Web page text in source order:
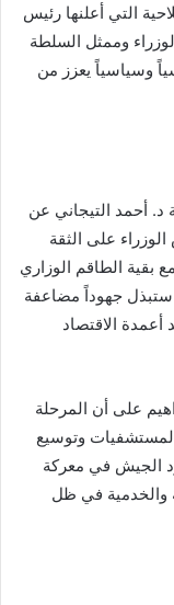
التي أعلنها رئيس
وممثل السلطة
وسياسياً يعزز من
د. أحمد التيجاني عن
على الثقة
بقية الطاقم الوزاري
جهوداً مضاعفة
أعمدة الاقتصاد
على أن المرحلة
وتوسيع
الجيش في معركة
والخدمية في ظل